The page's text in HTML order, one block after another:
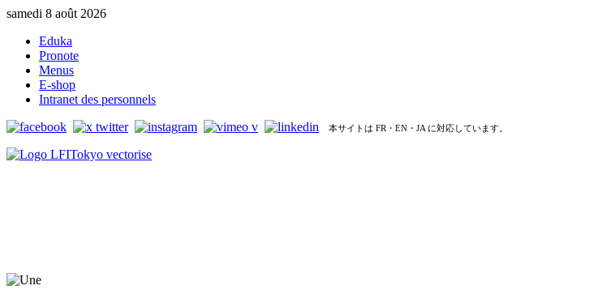
samedi 8 août 2026
Eduka
Pronote
Menus
E-shop
Intranet des personnels
本サイトは FR・EN・JA に対応しています。